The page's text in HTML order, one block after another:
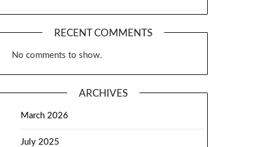
RECENT COMMENTS
No comments to show.
ARCHIVES
March 2026
July 2025